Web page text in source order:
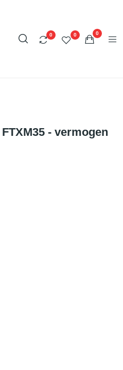
0 0 0
- vermogen